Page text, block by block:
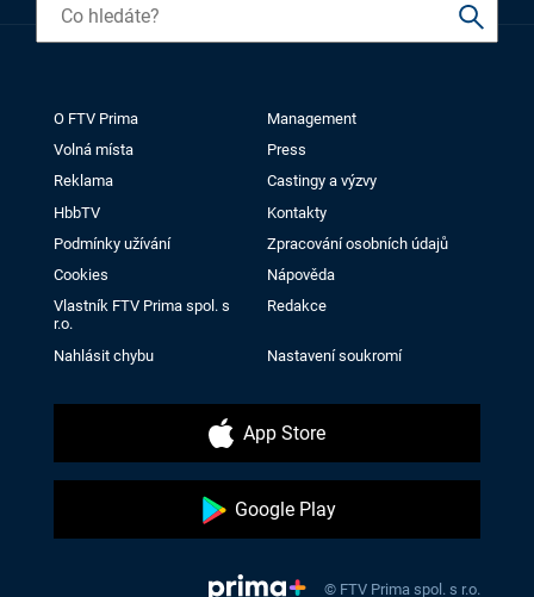
O FTV Prima
Management
Volná místa
Press
Reklama
Castingy a výzvy
HbbTV
Kontakty
Podmínky užívání
Zpracování osobních údajů
Cookies
Nápověda
Vlastník FTV Prima spol. s
r.o.
Redakce
Nahlásit chybu Nastavení soukromí
App Store
Google Play
© FTV Prima spol. s r.o.